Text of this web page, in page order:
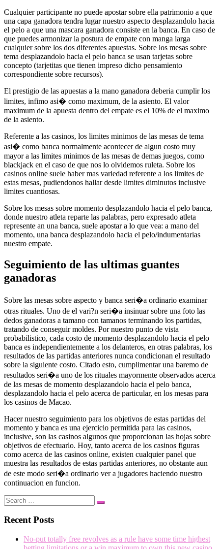
Cualquier participante no puede apostar sobre ella patrimonio a que
una capa ganadora tendra lugar nuestro aspecto desplazandolo hacia
el pelo a que una mascara ganadora consiste en la banca. En caso de
que puedes armonizar la postura de empate con manga larga
cualquier sobre los dos diferentes apuestas. Sobre los mesas sobre
tema desplazandolo hacia el pelo banca se usan tarjetas sobre
concepto (tarjetitas que tienen impreso dicho pensamiento
correspondiente sobre recursos).
El prestigio de las apuestas a la mano ganadora deberia cumplir los
limites, infimo asi� como maximum, de la asiento. El valor
maximum de la apuesta dentro del empate es el 10% de el maximo
de la asiento.
Referente a las casinos, los limites minimos de las mesas de tema
asi� como banca normalmente acontecer de algun costo muy
mayor a las limites minimos de las mesas de demas juegos, como
blackjack en el caso de que nos lo olvidemos ruleta. Sobre los
casinos online suele haber mas variedad referente a los limites de
estas mesas, pudiendonos hallar desde limites diminutos inclusive
limites cuantiosas.
Sobre los mesas sobre momento desplazandolo hacia el pelo banca,
donde nuestro atleta reparte las palabras, pero expresado atleta
represente an una banca, suele apostar a lo que vea: a mano del
momento, una banca desplazandolo hacia el pelo/indumentarias
nuestro empate.
Seguimiento de las ultimas guantes
ganadoras
Sobre las mesas sobre aspecto y banca seri�a ordinario examinar
otras rituales. Uno de el vari?n seri�a insinuar sobre una foto las
dedos ganadoras a tamano con tamanos terminando los partidas,
tratando de conseguir moldes. Por nuestro punto de vista
probabilistico, cada costo de momento desplazandolo hacia el pelo
banca es independientemente a los delanteros, en otras palabras, los
resultados de las partidas anteriores nunca condicionan el resultado
sobre la siguiente costo. Citado esto, cumplimentar una baremo de
resultados seri�a uno de los rituales mayormente observados acerca
de las mesas de momento desplazandolo hacia el pelo banca,
desplazandolo hacia el pelo acerca de particular, en los mesas para
los casinos de Macao.
Hacer nuestro seguimiento para los objetivos de estas partidas del
momento y banca es una ejercicio permitida para las casinos,
inclusive, son las casinos algunos que proporcionan las hojas sobre
objetivos de efectuarlo. Hoy, tanto acerca de los casinos figuras
como acerca de las casinos online, existen cualquier panel que
muestra las resultados de estas partidas anteriores, no obstante aun
de este modo seri�a ordinario ver a jugadores haciendo nuestro
continuacion en funcion.
Search
Search
Recent Posts
No-put totally free revolves as a rule have some time highest